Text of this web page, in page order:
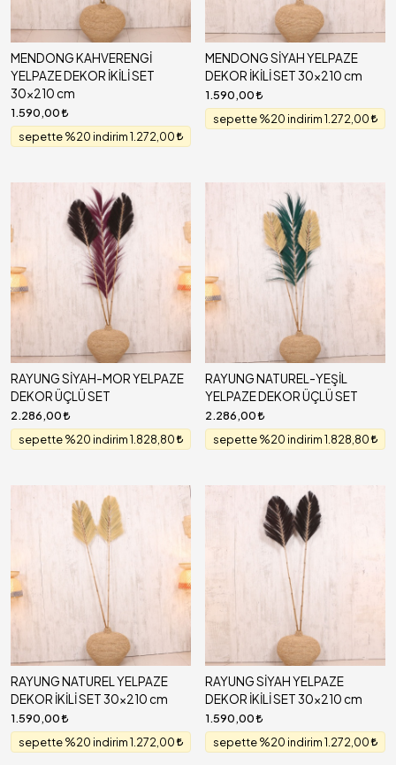
MENDONG KAHVERENGİ
YELPAZE DEKOR İKİLİ SET
30x210 cm
1.590,00
sepette %20 indirim 1.272,00
MENDONG SİYAH YELPAZE
DEKOR İKİLİ SET 30x210 cm
1.590,00
sepette %20 indirim 1.272,00
RAYUNG SİYAH-MOR YELPAZE
DEKOR ÜÇLÜ SET
2.286,00
sepette %20 indirim 1.828,80
RAYUNG NATUREL-YEŞİL
YELPAZE DEKOR ÜÇLÜ SET
2.286,00
sepette %20 indirim 1.828,80
RAYUNG NATUREL YELPAZE
DEKOR İKİLİ SET 30x210 cm
1.590,00
sepette %20 indirim 1.272,00
RAYUNG SİYAH YELPAZE
DEKOR İKİLİ SET 30x210 cm
1.590,00
sepette %20 indirim 1.272,00